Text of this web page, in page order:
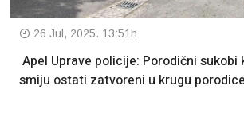
26 Jul, 2025. 13:51h
Apel Uprave policije: Porodični sukobi
smiju ostati zatvoreni u krugu porodice